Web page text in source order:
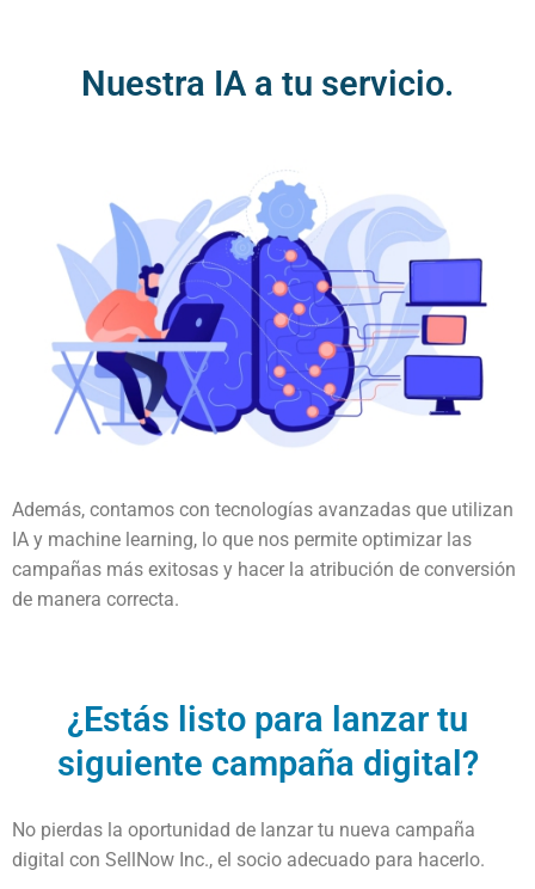
Nuestra IA a tu servicio.
Además, contamos con tecnologías avanzadas que utilizan
IA y machine learning, lo que nos permite optimizar las
campañas más exitosas y hacer la atribución de conversión
de manera correcta.
¿Estás listo para lanzar tu
siguiente campaña digital?
No pierdas la oportunidad de lanzar tu nueva campaña
digital con SellNow Inc., el socio adecuado para hacerlo.